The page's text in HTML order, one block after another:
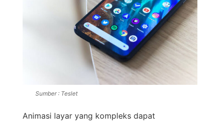
Sumber : Teslet
Animasi layar yang kompleks dapat